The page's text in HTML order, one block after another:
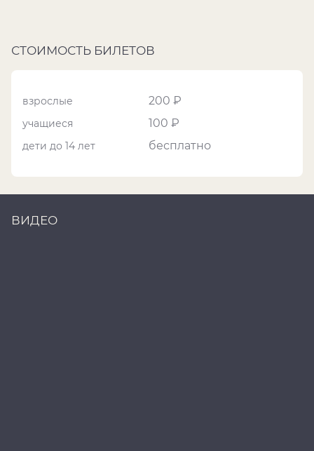
СТОИМОСТЬ БИЛЕТОВ
взрослые 200 ₽
учащиеся 100 ₽
дети до 14 лет бесплатно
ВИДЕО